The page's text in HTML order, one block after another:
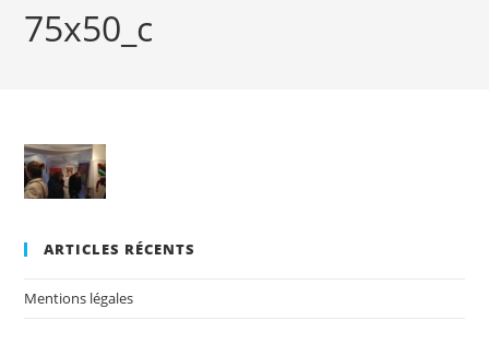
75x50_c
ARTICLES RÉCENTS
Mentions légales